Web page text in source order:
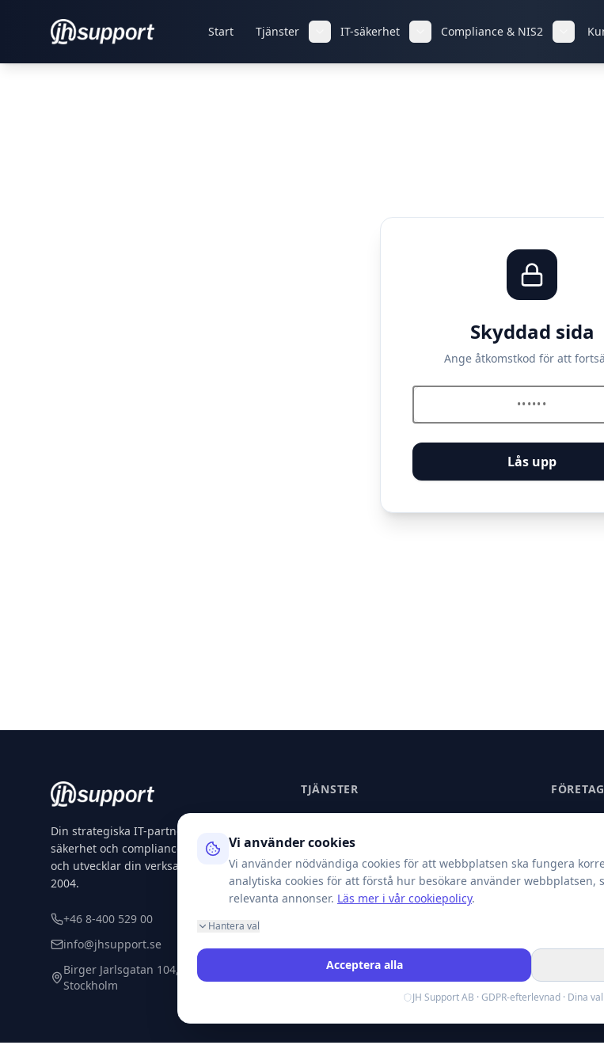
Start Tjänster IT-säkerhet Compliance & NIS2
Skyddad sida
Ange åtkomstkod för att
Lås upp
Din strategiska IT-partner för drift,
säkerhet och compliance. Vi skyddar
och utvecklar din verksamhet sedan
2004.
+46 8-400 529 00
info@jhsupport.se
Birger Jarlsgatan 104, 114 20
Stockholm
TJÄNSTER
IT-säkerhet
Compliance & NIS2
AI-modellers tillförlitlighet
FÖRETAG
Blogg &
Boka
Vi använder cookies
Vi använder nödvändiga cookies för att webbplatsen ska fungera
analytiska cookies för att förstå hur besökare använder webbplatsen,
relevanta annonser. Läs mer i vår cookiepolicy.
Hantera val
Acceptera alla
JH Support AB · GDPR-efterlevnad · Dina